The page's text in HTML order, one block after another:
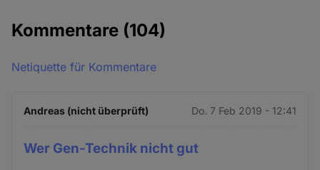
Kommentare (104)
Netiquette für Kommentare
Andreas (nicht überprüft) Do. 7 Feb 2019 - 12:41
Wer Gen-Technik nicht gut